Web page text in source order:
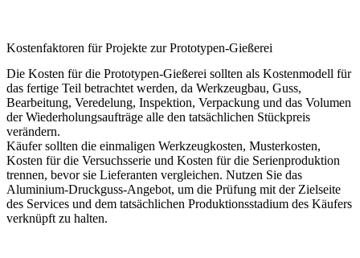
Kostenfaktoren für Projekte zur Prototypen-Gießerei
Die Kosten für die Prototypen-Gießerei sollten als Kostenmodell für
das fertige Teil betrachtet werden, da Werkzeugbau, Guss,
Bearbeitung, Veredelung, Inspektion, Verpackung und das Volumen
der Wiederholungsaufträge alle den tatsächlichen Stückpreis
verändern.
Käufer sollten die einmaligen Werkzeugkosten, Musterkosten,
Kosten für die Versuchsserie und Kosten für die Serienproduktion
trennen, bevor sie Lieferanten vergleichen. Nutzen Sie das
Aluminium-Druckguss-Angebot, um die Prüfung mit der Zielseite
des Services und dem tatsächlichen Produktionsstadium des Käufers
verknüpft zu halten.